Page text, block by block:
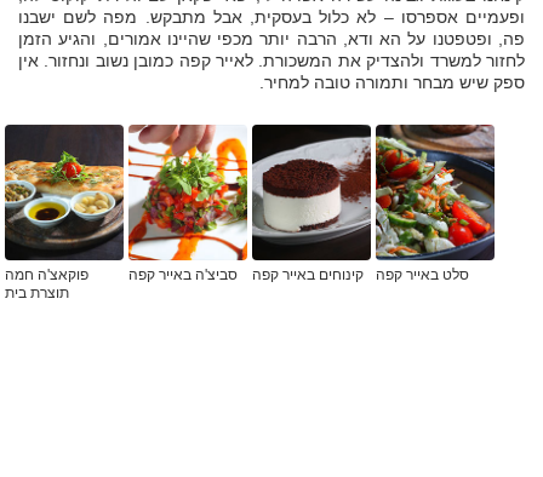
ופעמיים אספרסו – לא כלול בעסקית, אבל מתבקש. מפה לשם ישבנו
פה, ופטפטנו על הא ודא, הרבה יותר מכפי שהיינו אמורים, והגיע הזמן
לחזור למשרד ולהצדיק את המשכורת. לאייר קפה כמובן נשוב ונחזור. אין
ספק שיש מבחר ותמורה טובה למחיר.
סלט באייר קפה קינוחים באייר קפה סביצ'ה באייר קפה
פוקאצ'ה חמה
תוצרת בית